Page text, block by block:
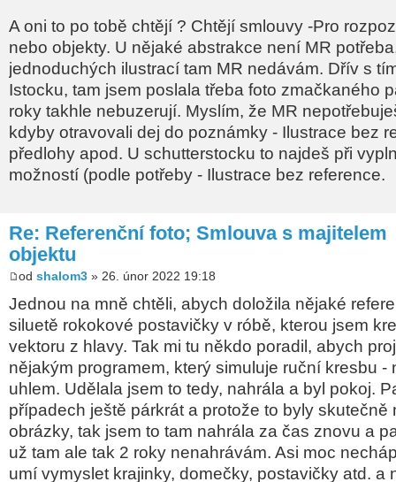
A oni to po tobě chtějí ? Chtějí smlouvy -Pro
nebo objekty. U nějaké abstrakce není MR
jednoduchých ilustrací tam MR nedávám. Dřív s
Istocku, tam jsem poslala třeba foto zmačkaného
roky takhle nebuzerují. Myslím, že MR
kdyby otravovali dej do poznámky - Ilustrace bez
předlohy apod. U schutterstocku to najdeš při
možností (podle potřeby - Ilustrace bez reference.
Re: Referenční foto; Smlouva s majitelem
objektu
od shalom3 » 26. únor 2022 19:18
Jednou na mně chtěli, abych doložila nějaké
siluetě rokokové postavičky v róbě, kterou jsem
vektoru z hlavy. Tak mi tu někdo poradil, abych
nějakým programem, který simuluje ruční kresbu -
uhlem. Udělala jsem to tedy, nahrála a byl pokoj.
případech ještě párkrát a protože to byly skutečně
obrázky, tak jsem to tam nahrála za čas znovu a
už tam ale tak 2 roky nenahrávám. Asi moc
umí vymyslet krajinky, domečky, postavičky atd. a